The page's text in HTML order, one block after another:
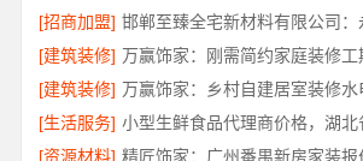
[招商加盟]
[建筑装修]
[建筑装修]
[生活服务]
[资源材料] 精匠饰家：广州番禺新房家装报